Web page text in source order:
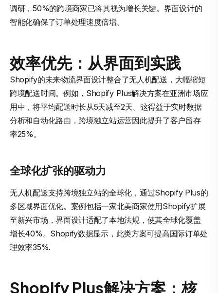
调研，50%的跨境商家已将其视为增长关键。界面设计的
智能化确保了订单处理速度倍增。
效率优先：从界面到实践
Shopify的未来物流界面设计整合了无人机配送，大幅缩短
跨境配送时间。例如，Shopify Plus解决方案在亚洲市场应
用中，将平均配送时长从5天减至2天。这得益于实时数据
分析和自动化路由，跨境独立站运营因此提升了客户留存
率25%。
全球化扩张的驱动力
无人机配送支持跨境独立站的全球化，通过Shopify Plus的
多区域界面优化。案例包括一家北美商家使用Shopify扩展
至新兴市场，界面设计适配了本地法规，使其全球化覆盖
增长40%。Shopify数据显示，此类方案可提高国际订单处
理效率35%.
Shopify Plus解决方案：核